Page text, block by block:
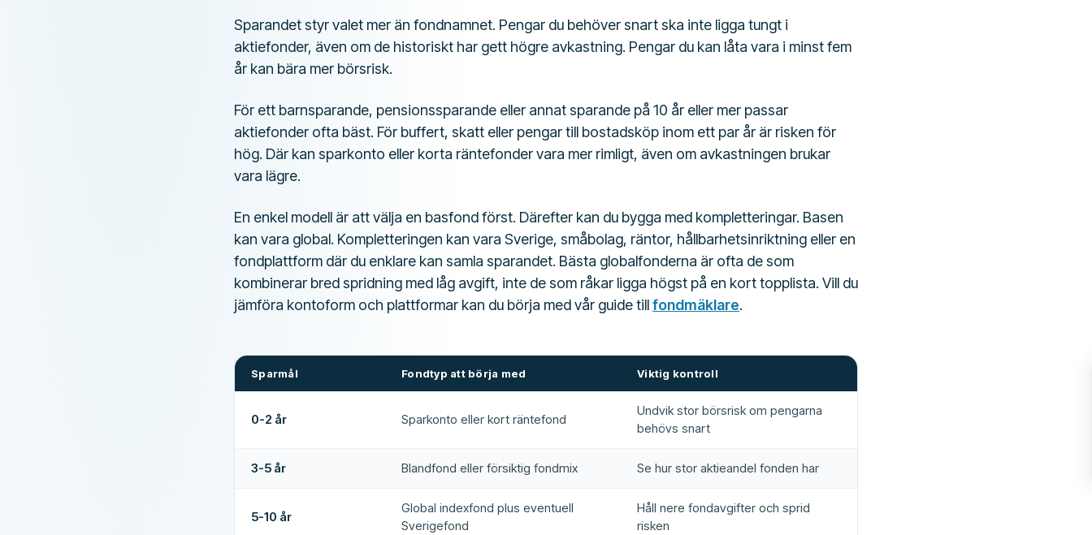
Sparandet styr valet mer än fondnamnet. Pengar du behöver snart ska inte ligga tungt i
aktiefonder, även om de historiskt har gett högre avkastning. Pengar du kan låta vara i minst fem
år kan bära mer börsrisk.
För ett barnsparande, pensionssparande eller annat sparande på 10 år eller mer passar
aktiefonder ofta bäst. För buffert, skatt eller pengar till bostadsköp inom ett par år är risken för
hög. Där kan sparkonto eller korta räntefonder vara mer rimligt, även om avkastningen brukar
vara lägre.
En enkel modell är att välja en basfond först. Därefter kan du bygga med kompletteringar. Basen
kan vara global. Kompletteringen kan vara Sverige, småbolag, räntor, hållbarhetsinriktning eller en
fondplattform där du enklare kan samla sparandet. Bästa globalfonderna är ofta de som
kombinerar bred spridning med låg avgift, inte de som råkar ligga högst på en kort topplista. Vill du
jämföra kontoform och plattformar kan du börja med vår guide tillfondmäklare.
Sparmål Fondtyp att börja med Viktig kontroll
0-2 år Sparkonto eller kort räntefond
Undvik stor börsrisk om pengarna
behövs snart
3-5 år Blandfond eller försiktig fondmix Se hur stor aktieandel fonden har
5-10 år
Global indexfond plus eventuell
Sverigefond
Håll nere fondavgifter och sprid
risken